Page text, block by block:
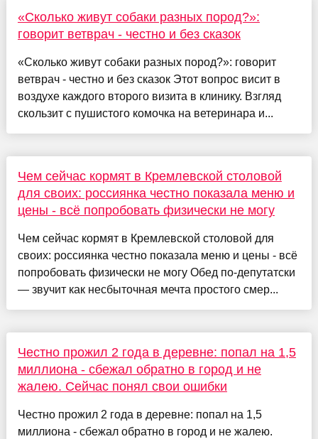
«Сколько живут собаки разных пород?»:
говорит ветврач - честно и без сказок
«Сколько живут собаки разных пород?»: говорит
ветврач - честно и без сказок Этот вопрос висит в
воздухе каждого второго визита в клинику. Взгляд
скользит с пушистого комочка на ветеринара и...
Чем сейчас кормят в Кремлевской столовой
для своих: россиянка честно показала меню и
цены - всё попробовать физически не могу
Чем сейчас кормят в Кремлевской столовой для
своих: россиянка честно показала меню и цены - всё
попробовать физически не могу Обед по-депутатски
— звучит как несбыточная мечта простого смер...
Честно прожил 2 года в деревне: попал на 1,5
миллиона - сбежал обратно в город и не
жалею. Сейчас понял свои ошибки
Честно прожил 2 года в деревне: попал на 1,5
миллиона - сбежал обратно в город и не жалею.